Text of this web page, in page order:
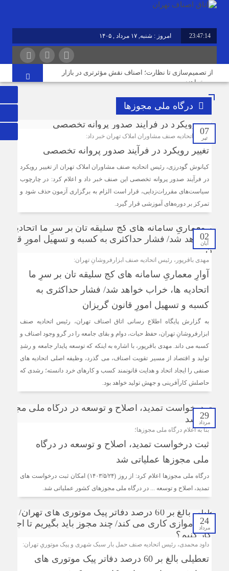
23:47:15 امروز : شنبه, ۱۷ مرداد , ۱۴۰۵
از تصمیم‌سازی تا نظارت؛ اصناف نقش مؤثرتری در بازار
می‌خواهند
قیمت شوینده کاهش۴۰درصدی تقاضا
اصناف قلب تپنده اقتصاد و تقویت‌کننده وحدت ملی هستند
فریب قیمت‌های پایین گوشی را نخورید/ حمایت بیشتر از حقوق
مردم و فعالان قانونمند بازار با افزایش سهم خریدهای رسمی
رویکرد قضایی؛ فاصله قیمت سکه طرح قدیم و جدید را کاهش
پیام رئیس اتاق اصناف تهران به مناسبت روز خبرنگار
رئیس اتاق اصناف تهران و مدیرکل تامین اجتماعی شرق تهران
بزرگ دیدار کردند
ثبت قیمت کالا و خدمات در سامانه ۱۲۴ الزامی است
درگاه ملی مجوزها
07
تیر
رئیس اتحادیه صنف مشاوران املاک تهران خبر داد:
تغییر رویکرد در فرآیند صدور پروانه تخصصی
کیانوش گودرزی، رئیس اتحادیه صنف مشاوران املاک تهران از تغییر رویکرد
در فرآیند صدور پروانه تخصصی این صنف خبر داد و اعلام کرد: در چارچوب
سیاست‌های مقررات‌زدایی، قرار است الزام به برگزاری آزمون حذف شود و
تمرکز بر دوره‌های آموزشی قرار گیرد.
02
آبان
مهدی باقرپور، رئیس اتحادیه صنف ابزارفروشانِ تهران:
آوارِ معماریِ سامانه های کج سلیقه تان بر سرِ ما
اتحادیه ها، خراب خواهد شد/ فشار حداکثری به
کسبه و تسهیل امورِ قانون گریزان
به گزارش پایگاه اطلاع رسانی اتاق اصناف تهران، رئیس اتحادیه صنف
ابزارفروشانِ تهران، حفظ حیات، دوام و بقای جامعه را در گرو وجود اصناف و
کسبه می داند. مهدی باقرپور، با اشاره به اینکه که توسعه پایدار جامعه و رشدِ
تولید و اقتصاد از مسیر تقویت اصناف، می گذرد، وظیفه اصلی اتحادیه های
صنفی را ایجاد اتحاد و هدایت قانونمند کسب و کارهای خرد دانسته؛ رشدی که
حاصلش کارآفرینی و جهش تولید خواهد بود.
29
مرداد
بنا به اعلام درگاه ملی مجوزها؛
ثبت درخواست تمدید، اصلاح و توسعه در درگاه
ملی مجوزها عملیاتی شد
درگاه ملی مجوزها اعلام کرد: از روز (۱۴۰۳/۵/۲۴) امکان ثبت درخواست های
تمدید، اصلاح و توسعه ... در درگاه ملی مجوزهای کشور عملیاتی شد.
24
مرداد
داود محمدی، رئیس اتحادیه صنف حمل بار سبک شهری و پیک موتوریِ تهران:
تعطیلی بالغ بر 60 درصد دفاتر پیک موتوری های